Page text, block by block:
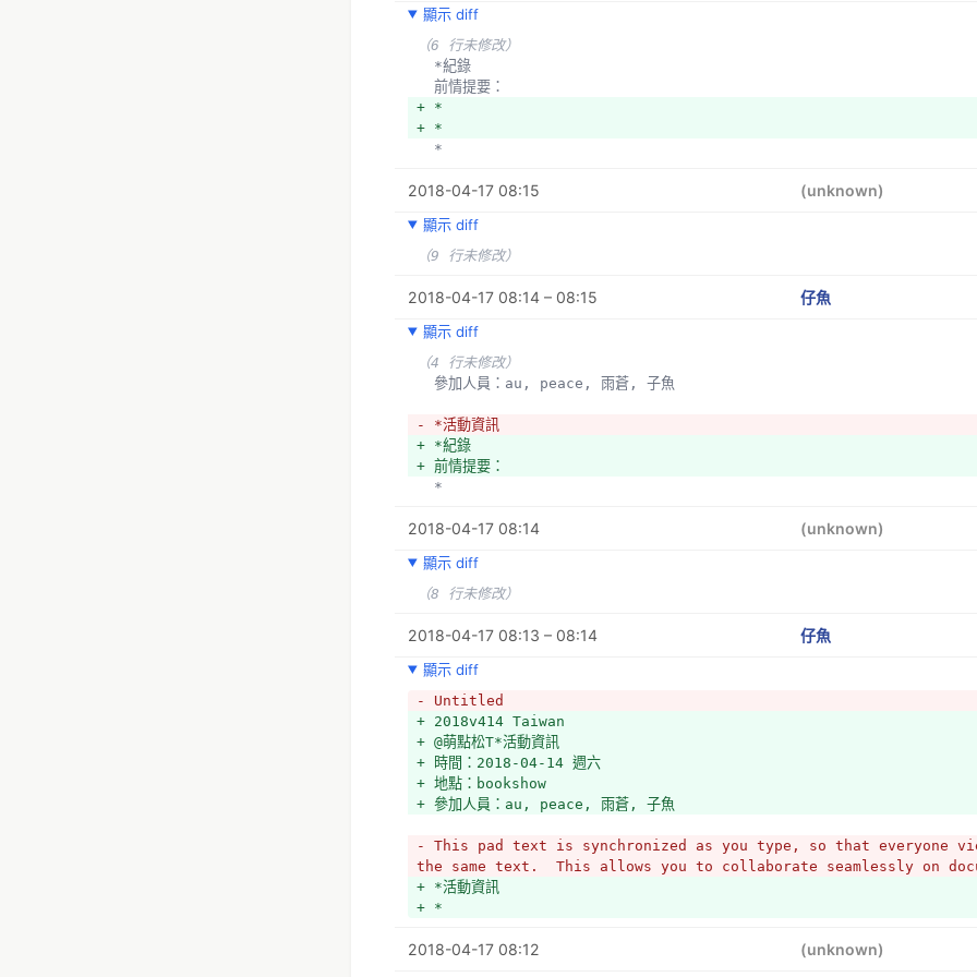
+ **
  *
+ *v
顯示 diff
（6 行未修改）
  *紀錄
  前情提要：
+ *
+ *
  *
2018-04-17 08:15 (unknown)
顯示 diff
（9 行未修改）
2018-04-17 08:14 – 08:15 仔魚
顯示 diff
（4 行未修改）
  參加人員：au, peace, 雨蒼, 子魚
- *活動資訊
+ *紀錄
+ 前情提要：
  *
2018-04-17 08:14 (unknown)
顯示 diff
（8 行未修改）
2018-04-17 08:13 – 08:14 仔魚
顯示 diff
- Untitled
+ 2018v414 Taiwan
+ @萌點松T*活動資訊
+ 時間：2018-04-14 週六
+ 地點：bookshow
+ 參加人員：au, peace, 雨蒼, 子魚
- This pad text is synchronized as you type, so that everyone
the same text.  This allows you to collaborate seamlessly on
+ *活動資訊
+ *
2018-04-17 08:12 (unknown)